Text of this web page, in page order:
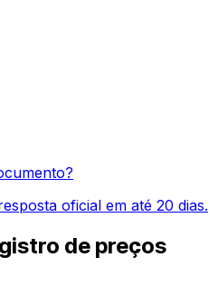
oficial em até 20 dias.
de preços